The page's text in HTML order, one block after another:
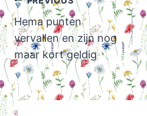
navigation
Hema punten
vervallen en zijn nog
maar kort geldig